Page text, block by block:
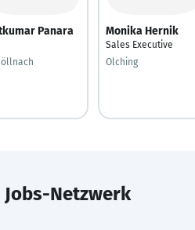
Panara Monika Hernik
Sales Executive
Olching
Jobs-Netzwerk